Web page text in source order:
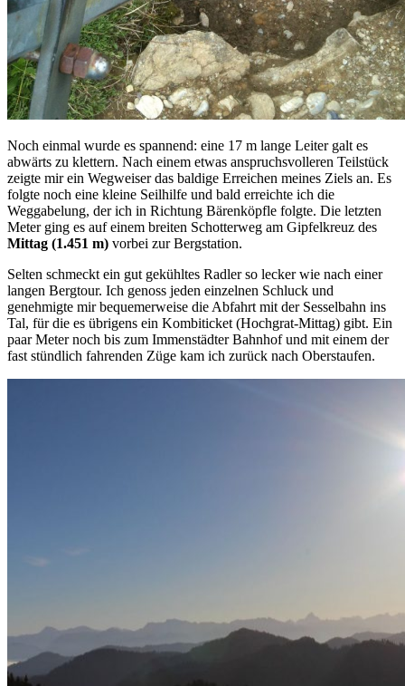
Noch einmal wurde es spannend: eine 17 m lange Leiter galt es
abwärts zu klettern. Nach einem etwas anspruchsvolleren Teilstück
zeigte mir ein Wegweiser das baldige Erreichen meines Ziels an. Es
folgte noch eine kleine Seilhilfe und bald erreichte ich die
Weggabelung, der ich in Richtung Bärenköpfle folgte. Die letzten
Meter ging es auf einem breiten Schotterweg am Gipfelkreuz des
Mittag (1.451 m) vorbei zur Bergstation.
Selten schmeckt ein gut gekühltes Radler so lecker wie nach einer
langen Bergtour. Ich genoss jeden einzelnen Schluck und
genehmigte mir bequemerweise die Abfahrt mit der Sesselbahn ins
Tal, für die es übrigens ein Kombiticket (Hochgrat-Mittag) gibt. Ein
paar Meter noch bis zum Immenstädter Bahnhof und mit einem der
fast stündlich fahrenden Züge kam ich zurück nach Oberstaufen.